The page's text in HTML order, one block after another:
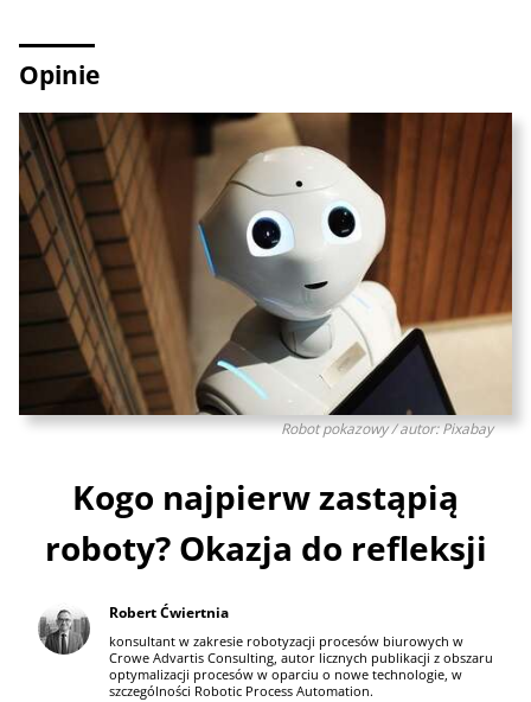
Opinie
Robot pokazowy / autor: Pixabay
Kogo najpierw zastąpią
roboty? Okazja do refleksji
Robert Ćwiertnia
konsultant w zakresie robotyzacji procesów biurowych w
Crowe Advartis Consulting, autor licznych publikacji z obszaru
optymalizacji procesów w oparciu o nowe technologie, w
szczególności Robotic Process Automation.